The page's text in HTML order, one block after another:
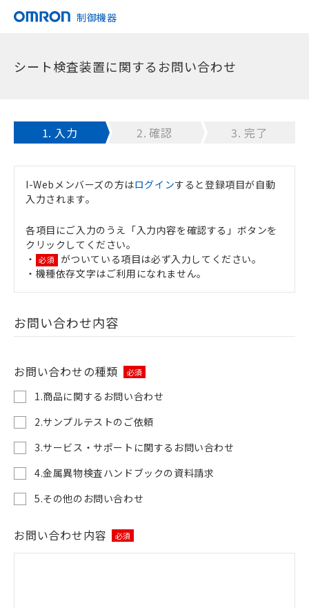
制御機器
シート検査装置に関するお問い合わせ
1. 入力 2. 確認 3. 完了
I-Webメンバーズの方はログインすると登録項目が自動
入力されます。
各項目にご入力のうえ「入力内容を確認する」ボタンを
クリックしてください。
・
必須 がついている項目は必ず入力してください。
・機種依存文字はご利用になれません。
お問い合わせ内容
お問い合わせの種類 必須
1.商品に関するお問い合わせ
2.サンプルテストのご依頼
3.サービス・サポートに関するお問い合わせ
4.金属異物検査ハンドブックの資料請求
5.その他のお問い合わせ
お問い合わせ内容 必須